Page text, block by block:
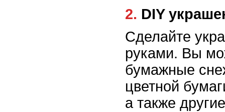
2. DIY
Сделайте
руками. Вы
бумажные
цветной
а также